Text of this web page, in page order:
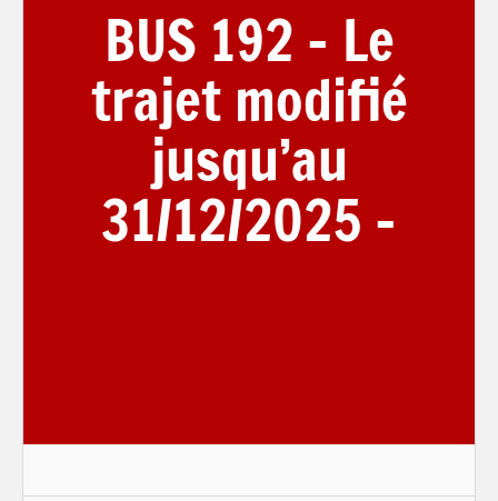
BUS 192 – Le
trajet modifié
jusqu’au
31/12/2025 –